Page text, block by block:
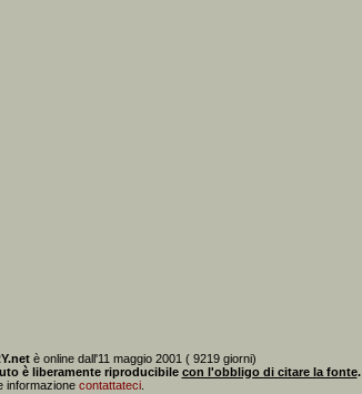
è online dall'11 maggio 2001 ( 9219 giorni)
è liberamente riproducibile con l'obbligo di citare la fonte.
informazione contattateci.